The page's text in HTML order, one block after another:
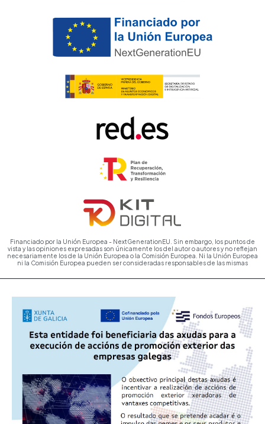
Financiado por la Unión Europea - NextGenerationEU. Sin embargo, los puntos de
vista y las opiniones expresadas son únicamente los del autor o autores y no reflejan
necesariamente los de la Unión Europea o la Comisión Europea. Ni la Unión Europea
ni la Comisión Europea pueden ser consideradas responsables de las mismas